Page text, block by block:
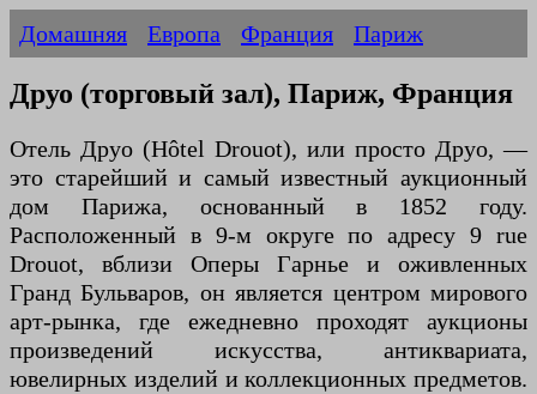
Домашняя Европа Франция Париж
Друо (торговый зал), Париж, Франция
Отель Друо (Hôtel Drouot), или просто Друо, —
это старейший и самый известный аукционный
дом Парижа, основанный в 1852 году.
Расположенный в 9-м округе по адресу 9 rue
Drouot, вблизи Оперы Гарнье и оживленных
Гранд Бульваров, он является центром мирового
арт-рынка, где ежедневно проходят аукционы
произведений искусства, антиквариата,
ювелирных изделий и коллекционных предметов.